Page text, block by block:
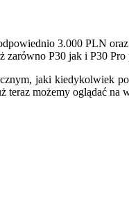
3.000 PLN
P30 jak i P30
jaki kiedykolwiek
teraz możemy oglądać na